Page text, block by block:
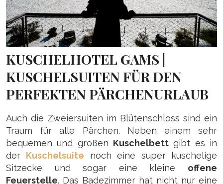
KUSCHELHOTEL GAMS |
KUSCHELSUITEN FÜR DEN
PERFEKTEN PÄRCHENURLAUB
Auch die Zweiersuiten im Blütenschloss sind ein
Traum für alle Pärchen. Neben einem sehr
bequemen und großen Kuschelbett gibt es in
der Kuschelsuite noch eine super kuschelige
Sitzecke und sogar eine kleine offene
Feuerstelle. Das Badezimmer hat nicht nur eine